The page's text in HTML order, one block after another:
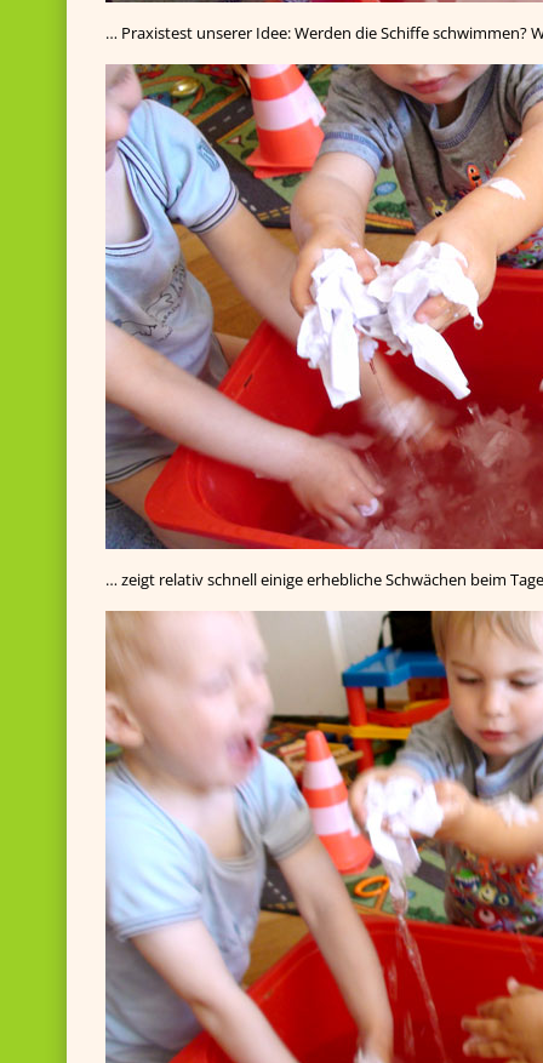
… Praxistest unserer Idee: Werden die Schiffe schwimmen?
… zeigt relativ schnell einige erhebliche Schwächen beim